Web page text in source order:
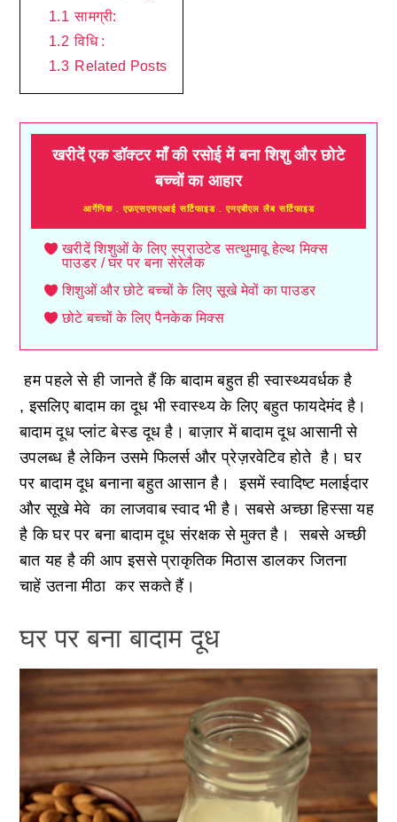
1.1 सामग्री:
1.2 विधि :
1.3 Related Posts
खरीदें एक डॉक्टर माँ की रसोई में बना शिशु और छोटे
बच्चों का आहार
आर्गेनिक . एफ़एसएसएआई सर्टिफाइड . एनएबीएल लैब सर्टिफाइड
खरीदें शिशुओं के लिए स्प्राउटेड सत्थुमावू हेल्थ मिक्स
पाउडर / घर पर बना सेरेलैक
शिशुओं और छोटे बच्चों के लिए सूखे मेवों का पाउडर
छोटे बच्चों के लिए पैनकेक मिक्स
हम पहले से ही जानते हैं कि बादाम बहुत ही स्वास्थ्यवर्धक है
, इसलिए बादाम का दूध भी स्वास्थ्य के लिए बहुत फायदेमंद है।
बादाम दूध प्लांट बेस्ड दूध है। बाज़ार में बादाम दूध आसानी से
उपलब्ध है लेकिन उसमे फिलर्स और प्रेज़रवेटिव होते है। घर
पर बादाम दूध बनाना बहुत आसान है। इसमें स्वादिष्ट मलाईदार
और सूखे मेवे का लाजवाब स्वाद भी है। सबसे अच्छा हिस्सा यह
है कि घर पर बना बादाम दूध संरक्षक से मुक्त है। सबसे अच्छी
बात यह है की आप इससे प्राकृतिक मिठास डालकर जितना
चाहें उतना मीठा कर सकते हैं।
घर पर बना बादाम दूध